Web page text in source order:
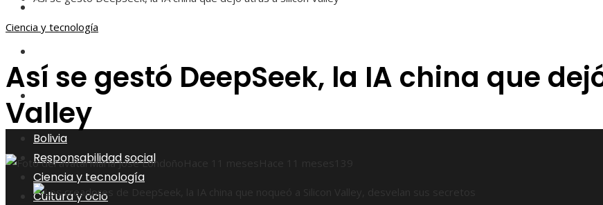
Ciencia y tecnología
Inversiones y negocios
Bolivia
Responsabilidad social
Ciencia y tecnología
Cultura y ocio
Ciencia y tecnología
Así se gestó DeepSeek, la IA china que
Valley
María José Londoño Hace 11 meses Hace 11 meses